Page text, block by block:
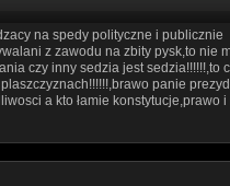
na spedy polityczne i publicznie
z zawodu na zbity pysk,to nie
czy inny sedzia jest sedzia!!!!!!,to
panie
a kto łamie konstytucje,prawo i